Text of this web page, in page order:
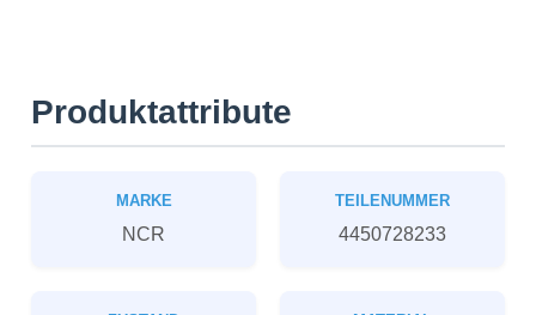
Produktattribute
MARKE
NCR
TEILENUMMER
4450728233